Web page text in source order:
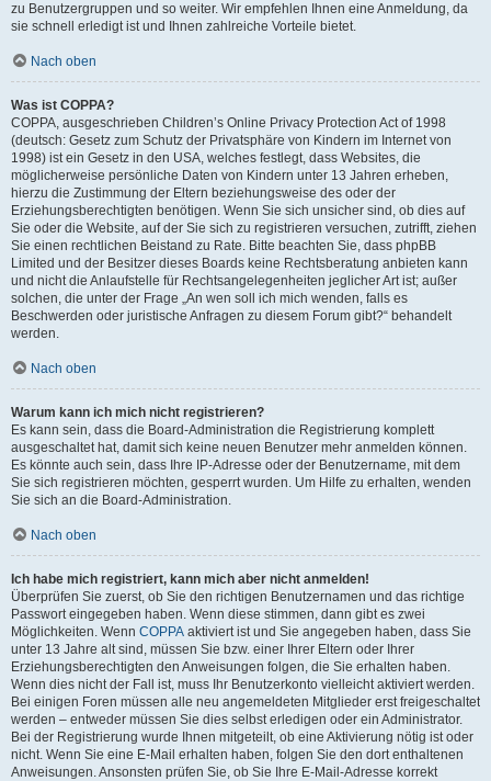
zu Benutzergruppen und so weiter. Wir empfehlen Ihnen eine Anmeldung, da
sie schnell erledigt ist und Ihnen zahlreiche Vorteile bietet.
Nach oben
Was ist COPPA?
COPPA, ausgeschrieben Children’s Online Privacy Protection Act of 1998
(deutsch: Gesetz zum Schutz der Privatsphäre von Kindern im Internet von
1998) ist ein Gesetz in den USA, welches festlegt, dass Websites, die
möglicherweise persönliche Daten von Kindern unter 13 Jahren erheben,
hierzu die Zustimmung der Eltern beziehungsweise des oder der
Erziehungsberechtigten benötigen. Wenn Sie sich unsicher sind, ob dies auf
Sie oder die Website, auf der Sie sich zu registrieren versuchen, zutrifft, ziehen
Sie einen rechtlichen Beistand zu Rate. Bitte beachten Sie, dass phpBB
Limited und der Besitzer dieses Boards keine Rechtsberatung anbieten kann
und nicht die Anlaufstelle für Rechtsangelegenheiten jeglicher Art ist; außer
solchen, die unter der Frage „An wen soll ich mich wenden, falls es
Beschwerden oder juristische Anfragen zu diesem Forum gibt?“ behandelt
werden.
Nach oben
Warum kann ich mich nicht registrieren?
Es kann sein, dass die Board-Administration die Registrierung komplett
ausgeschaltet hat, damit sich keine neuen Benutzer mehr anmelden können.
Es könnte auch sein, dass Ihre IP-Adresse oder der Benutzername, mit dem
Sie sich registrieren möchten, gesperrt wurden. Um Hilfe zu erhalten, wenden
Sie sich an die Board-Administration.
Nach oben
Ich habe mich registriert, kann mich aber nicht anmelden!
Überprüfen Sie zuerst, ob Sie den richtigen Benutzernamen und das richtige
Passwort eingegeben haben. Wenn diese stimmen, dann gibt es zwei
Möglichkeiten. Wenn COPPA aktiviert ist und Sie angegeben haben, dass Sie
unter 13 Jahre alt sind, müssen Sie bzw. einer Ihrer Eltern oder Ihrer
Erziehungsberechtigten den Anweisungen folgen, die Sie erhalten haben.
Wenn dies nicht der Fall ist, muss Ihr Benutzerkonto vielleicht aktiviert werden.
Bei einigen Foren müssen alle neu angemeldeten Mitglieder erst freigeschaltet
werden – entweder müssen Sie dies selbst erledigen oder ein Administrator.
Bei der Registrierung wurde Ihnen mitgeteilt, ob eine Aktivierung nötig ist oder
nicht. Wenn Sie eine E-Mail erhalten haben, folgen Sie den dort enthaltenen
Anweisungen. Ansonsten prüfen Sie, ob Sie Ihre E-Mail-Adresse korrekt